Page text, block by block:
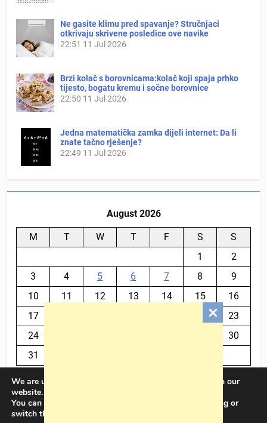
Ne gasite klimu pred spavanje? Stručnjaci
otkrivaju skrivene posledice ove navike
22:51 11 Jul 2026
Brzi kolač s borovnicama:kolač koji spaja prhko
tijesto, bogatu kremu i sočne borovnice
22:50 11 Jul 2026
Jedna matematička zamka dijeli internet: Da li
znate tačno rješenje?
22:49 11 Jul 2026
August 2026
M T W T F S
S
1
2
3
4 5 6 7 8
9
10
11 12 13 14 15
16
17
23
24
30
31
We are using cookies to give you the best experience on our
website.
You can find out more about which cookies we are using or
switch them off in